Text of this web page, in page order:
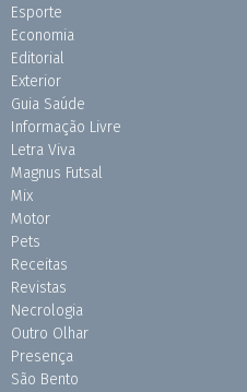
Esporte
Economia
Editorial
Exterior
Guia Saúde
Informação Livre
Letra Viva
Magnus Futsal
Mix
Motor
Pets
Receitas
Revistas
Necrologia
Outro Olhar
Presença
São Bento